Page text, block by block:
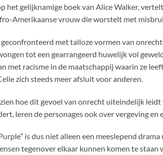
het gelijknamige boek van Alice Walker,
Amerikaanse vrouw die worstelt met
met talloze vormen van
tot een gearrangeerd huwelijk vol
met racisme in de maatschappij waarin ze
zich steeds meer afsluit voor anderen.
hoe dit gevoel van onrecht uiteindelijk
leren de personages ook over vergeving
is dus niet alleen een meeslepend
tegenover elkaar kunnen komen te